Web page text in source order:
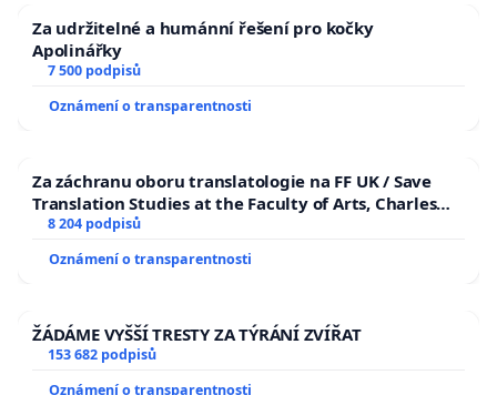
Za udržitelné a humánní řešení pro kočky
Apolinářky
7 500 podpisů
Oznámení o transparentnosti
Za záchranu oboru translatologie na FF UK / Save
Translation Studies at the Faculty of Arts, Charles
University
8 204 podpisů
Oznámení o transparentnosti
ŽÁDÁME VYŠŠÍ TRESTY ZA TÝRÁNÍ ZVÍŘAT
153 682 podpisů
Oznámení o transparentnosti